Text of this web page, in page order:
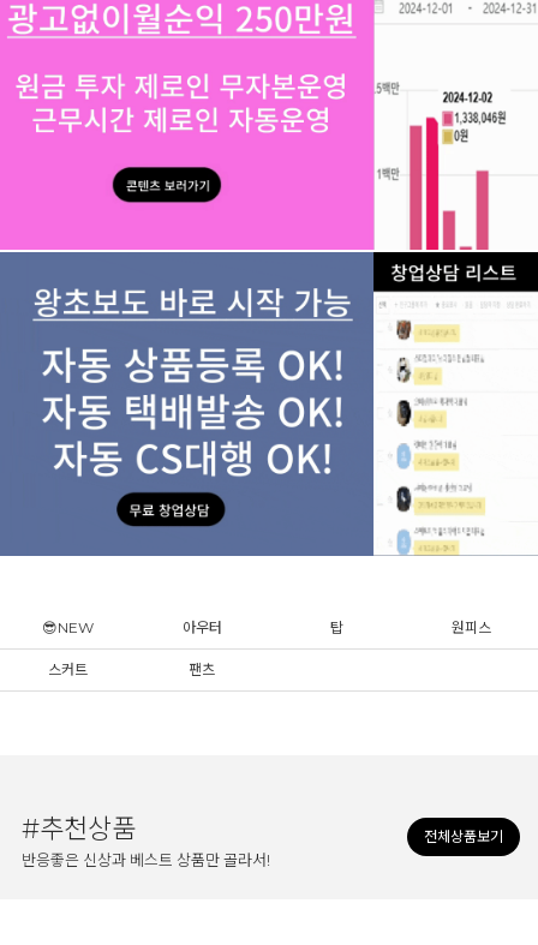
😎NEW 아우터 탑 원피스
스커트 팬츠
전체상품보기
#추천상품
반응좋은 신상과 베스트 상품만 골라서!